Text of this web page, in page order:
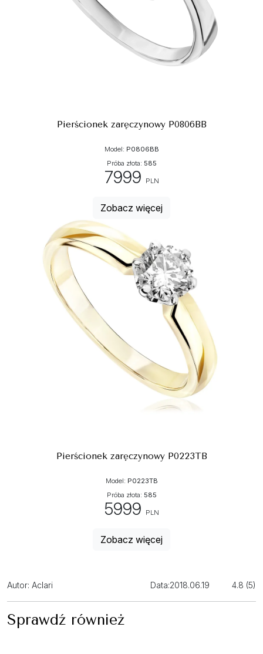
Pierścionek zaręczynowy P0806BB
Model: P0806BB
Próba złota: 585
7999 PLN
Zobacz więcej
Pierścionek zaręczynowy P0223TB
Model: P0223TB
Próba złota: 585
5999 PLN
Zobacz więcej
Autor: Aclari Data:2018.06.19 4.8 (5)
Sprawdź również